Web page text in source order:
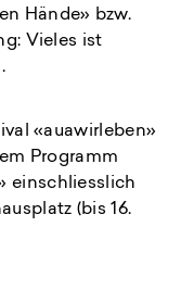
Hände» bzw.
Vieles ist
«auawirleben»
Programm
einschliesslich
(bis 16.